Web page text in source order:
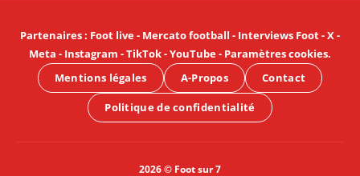
Partenaires: Foot live- Mercato football - Interviews Foot-X-
Meta - Instagram -TikTok-YouTube- Paramètres cookies.
Mentions légales
A-Propos Contact
Politique de confidentialité
2026 © Foot sur 7